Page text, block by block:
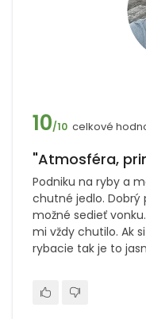
10/10 celkové
"Atmosféra,
Podniku na ryby a
chutné jedlo. Dobrý
možné sedieť
mi vždy chutilo. Ak
rybacie tak je to